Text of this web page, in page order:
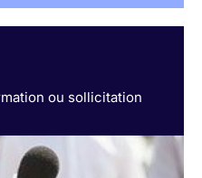
ou sollicitation